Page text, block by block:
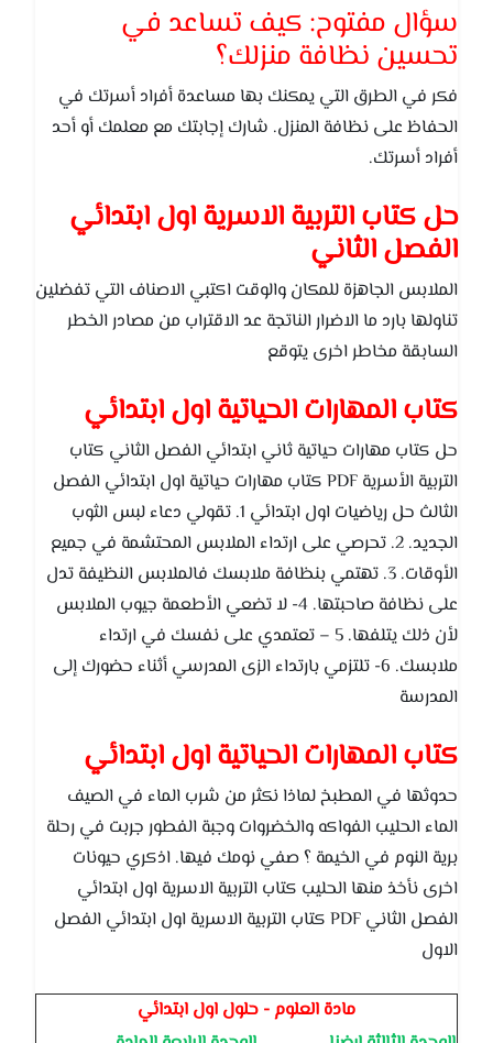
سؤال مفتوح: كيف تساعد في
تحسين نظافة منزلك؟
فكر في الطرق التي يمكنك بها مساعدة أفراد أسرتك في
الحفاظ على نظافة المنزل. شارك إجابتك مع معلمك أو أحد
أفراد أسرتك.
حل كتاب التربية الاسرية اول ابتدائي
الفصل الثاني
الملابس الجاهزة للمكان والوقت اكتبي الاصناف التي تفضلين
تناولها بارد ما الاضرار الناتجة عد الاقتراب من مصادر الخطر
السابقة مخاطر اخرى يتوقع
كتاب المهارات الحياتية اول ابتدائي
حل كتاب مهارات حياتية ثاني ابتدائي الفصل الثاني كتاب
التربية الأسرية PDF كتاب مهارات حياتية اول ابتدائي الفصل
الثالث حل رياضيات اول ابتدائي 1. تقولي دعاء لبس الثوب
الجديد. 2. تحرصي على ارتداء الملابس المحتشمة في جميع
الأوقات. 3. تهتمي بنظافة ملابسك فالملابس النظيفة تدل
على نظافة صاحبتها. 4- لا تضعي الأطعمة جيوب الملابس
لأن ذلك يتلفها. 5 – تعتمدي على نفسك في ارتداء
ملابسك. 6- تلتزمي بارتداء الزى المدرسي أثناء حضورك إلى
المدرسة
كتاب المهارات الحياتية اول ابتدائي
حدوثها في المطبخ لماذا نكثر من شرب الماء في الصيف
الماء الحليب الفواكه والخضروات وجبة الفطور جربت في رحلة
برية النوم في الخيمة ؟ صفي نومك فيها. اذكري حيونات
اخرى نأخذ منها الحليب كتاب التربية الاسرية اول ابتدائي
الفصل الثاني PDF كتاب التربية الاسرية اول ابتدائي الفصل
الاول
مادة العلوم - حلول اول ابتدائي